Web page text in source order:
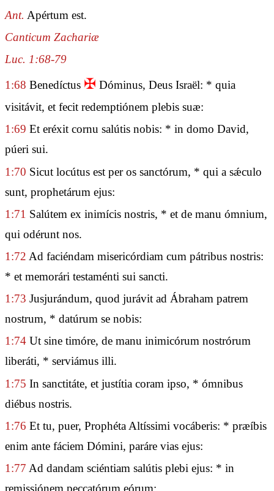
Ant. Apértum est.
Canticum Zachariæ
Luc. 1:68-79
1:68 Benedíctus ✠ Dóminus, Deus Israël: * quia
visitávit, et fecit redemptiónem plebis suæ:
1:69 Et eréxit cornu salútis nobis: * in domo David,
púeri sui.
1:70 Sicut locútus est per os sanctórum, * qui a sǽculo
sunt, prophetárum ejus:
1:71 Salútem ex inimícis nostris, * et de manu ómnium,
qui odérunt nos.
1:72 Ad faciéndam misericórdiam cum pátribus nostris:
* et memorári testaménti sui sancti.
1:73 Jusjurándum, quod jurávit ad Ábraham patrem
nostrum, * datúrum se nobis:
1:74 Ut sine timóre, de manu inimicórum nostrórum
liberáti, * serviámus illi.
1:75 In sanctitáte, et justítia coram ipso, * ómnibus
diébus nostris.
1:76 Et tu, puer, Prophéta Altíssimi vocáberis: * præíbis
enim ante fáciem Dómini, paráre vias ejus:
1:77 Ad dandam sciéntiam salútis plebi ejus: * in
remissiónem peccatórum eórum: